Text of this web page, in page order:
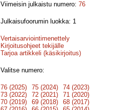
Viimeisin julkaistu numero:76
Julkaisufoorumin luokka: 1
Vertaisarviointimenettely
Kirjoitusohjeet tekijälle
Tarjoa artikkeli (käsikirjoitus)
Valitse numero:
76 (2025) 75 (2024)
74 (2023)
73 (2022)
72 (2021)
71 (2020)
70 (2019)
69 (2018)
68 (2017)